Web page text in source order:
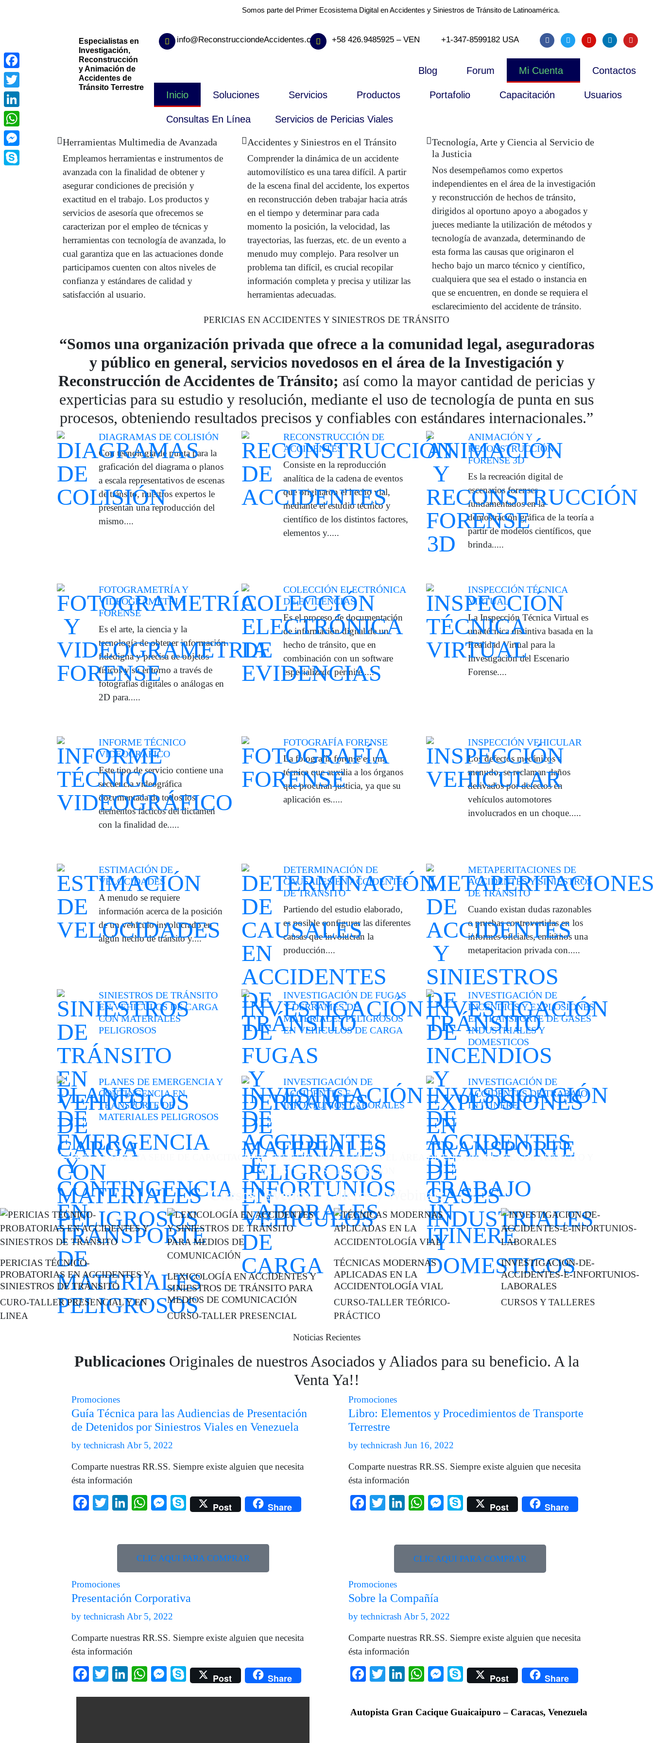
Especialistas en
Investigación,
Reconstrucción
y Animación de
Accidentes de
Tránsito Terrestre
Somos parte del Primer Ecosistema Digital en Accidentes y Siniestros de Tránsito de Latinoamérica.
info@ReconstrucciondeAccidentes.com +58 426.9485925 – VEN +1-347-8599182 USA
Blog Forum Mi Cuenta Contactos
Inicio Soluciones Servicios Productos Portafolio Capacitación Usuarios
Consultas En Línea Servicios de Pericias Viales
Herramientas Multimedia de Avanzada
Empleamos herramientas e instrumentos de
avanzada con la finalidad de obtener y
asegurar condiciones de precisión y
exactitud en el trabajo. Los productos y
servicios de asesoría que ofrecemos se
caracterizan por el empleo de técnicas y
herramientas con tecnología de avanzada, lo
cual garantiza que en las actuaciones donde
participamos cuenten con altos niveles de
confianza y estándares de calidad y
satisfacción al usuario.
Accidentes y Siniestros en el Tránsito
Comprender la dinámica de un accidente
automovilístico es una tarea difícil. A partir
de la escena final del accidente, los expertos
en reconstrucción deben trabajar hacia atrás
en el tiempo y determinar para cada
momento la posición, la velocidad, las
trayectorias, las fuerzas, etc. de un evento a
menudo muy complejo. Para resolver un
problema tan difícil, es crucial recopilar
información completa y precisa y utilizar las
herramientas adecuadas.
Tecnología, Arte y Ciencia al Servicio de
la Justicia
Nos desempeñamos como expertos
independientes en el área de la investigación
y reconstrucción de hechos de tránsito,
dirigidos al oportuno apoyo a abogados y
jueces mediante la utilización de métodos y
tecnología de avanzada, determinando de
esta forma las causas que originaron el
hecho bajo un marco técnico y científico,
cualquiera que sea el estado o instancia en
que se encuentren, en donde se requiera el
esclarecimiento del accidente de tránsito.
PERICIAS EN ACCIDENTES Y SINIESTROS DE TRÁNSITO
“Somos una organización privada que ofrece a la comunidad legal, aseguradoras
y público en general, servicios novedosos en el área de la Investigación y
Reconstrucción de Accidentes de Tránsito; así como la mayor cantidad de pericias y
experticias para su estudio y resolución, mediante el uso de tecnología de punta en sus
procesos, obteniendo resultados precisos y confiables con estándares internacionales.”
DIAGRAMAS DE COLISIÓN
Con tecnología de punta para la
graficación del diagrama o planos
a escala representativos de escenas
de tránsito, nuestros expertos le
presentan una reproducción del
mismo....
RECONSTRUCCIÓN DE
ACCIDENTES
Consiste en la reproducción
analítica de la cadena de eventos
que originaron el hecho vial,
mediante el estudio técnico y
científico de los distintos factores,
elementos y.....
ANIMACIÓN Y
RECONSTRUCCIÓN
FORENSE 3D
Es la recreación digital de
escenarios forenses
fundamentados en la
demostración gráfica de la teoría a
partir de modelos científicos, que
brinda.....
FOTOGRAMETRÍA Y
VIDEOGRAMETRIA
FORENSE
Es el arte, la ciencia y la
tecnología de obtener información
fidedigna y precisa de objetos
físicos y su entorno a través de
fotografías digitales o análogas en
2D para.....
COLECCIÓN ELECTRÓNICA
DE EVIDENCIAS
Es el proceso de documentación
de información digital de un
hecho de tránsito, que en
combinación con un software
especializado permite.....
INSPECCIÓN TÉCNICA
VIRTUAL
La Inspección Técnica Virtual es
una técnica distintiva basada en la
Realidad Virtual para la
Investigación del Escenario
Forense....
INFORME TÉCNICO
VIDEOGRÁFICO
Este tipo de servicio contiene una
secuencia videográfica
documentada de todos los
elementos fácticos del dictamen
con la finalidad de.....
FOTOGRAFÍA FORENSE
La fotografía forense es una
técnica que auxilia a los órganos
que procuran justicia, ya que su
aplicación es.....
INSPECCIÓN VEHICULAR
Los defectos mecánicos a
menudo, se reclaman daños
derivados por defectos en
vehículos automotores
involucrados en un choque.....
ESTIMACIÓN DE
VELOCIDADES
A menudo se requiere
información acerca de la posición
de un vehículo involucrado en
algún hecho de tránsito y....
DETERMINACIÓN DE
CAUSALES EN ACCIDENTES
DE TRÁNSITO
Partiendo del estudio elaborado,
es posible configurar las diferentes
causas que involucran la
producción....
METAPERITACIONES DE
ACCIDENTES Y SINIESTROS
DE TRÁNSITO
Cuando existan dudas razonables
o pruebas controvertidas en los
informes oficiales, emitimos una
metaperitacion privada con.....
SINIESTROS DE TRÁNSITO
EN VEHICULOS DE CARGA
CON MATERIALES
PELIGROSOS
INVESTIGACIÓN DE FUGAS
Y DERRAMES DE
MATERIALES PELIGROSOS
EN VEHICULOS DE CARGA
INVESTIGACIÓN DE
INCENDIOS Y EXPLOSIONES
EN TRANSPORTE DE GASES
INDUSTRIALES Y
DOMESTICOS
PLANES DE EMERGENCIA Y
CONTINGENCIA EN
TRANSPORTE DE
MATERIALES PELIGROSOS
INVESTIGACIÓN DE
ACCIDENTES E
INFORTUNIOS LABORALES
INVESTIGACIÓN DE
ACCIDENTES DE TRABAJO
IN ITINERE
LA MÁS COMPLETA SERIE DE CAPACITACIONES Y ENTRENAMIENTOS EN EL ÁREA DE LOS ACCIDENTES DE TRÁNSITO Y
SINIESTROS A SU DISPOSICIÓN
Cursos, Eventos,Talleres y Webinars
PERICIAS TÉCNICO-
PROBATORIAS EN ACCIDENTES Y
SINIESTROS DE TRÁNSITO
CURO-TALLER PRESENCIAL Y EN
LINEA
LEXICOLOGÍA EN ACCIDENTES Y
SINIESTROS DE TRÁNSITO PARA
MEDIOS DE COMUNICACIÓN
CURSO-TALLER PRESENCIAL
TÉCNICAS MODERNAS
APLICADAS EN LA
ACCIDENTOLOGÍA VIAL
CURSO-TALLER TEÓRICO-
PRÁCTICO
INVESTIGACION-DE-
ACCIDENTES-E-INFORTUNIOS-
LABORALES
CURSOS Y TALLERES
Noticias Recientes
PublicacionesOriginales de nuestros Asociados y Aliados para su beneficio. A la
Venta Ya!!
Promociones
Guía Técnica para las Audiencias de Presentación
de Detenidos por Siniestros Viales en Venezuela
by technicrash Abr 5, 2022
Comparte nuestras RR.SS. Siempre existe alguien que necesita
ésta información
Facebook
TwitterLinkedIn
WhatsApp
Messenger
Skype
Post Share
CLIC AQUI PARA COMPRAR
Promociones
Libro: Elementos y Procedimientos de Transporte
Terrestre
by technicrash Jun 16, 2022
Comparte nuestras RR.SS. Siempre existe alguien que necesita
ésta información
Facebook
TwitterLinkedIn
WhatsApp
Messenger
Skype
Post Share
CLIC AQUI PARA COMPRAR
Promociones
Presentación Corporativa
by technicrash Abr 5, 2022
Comparte nuestras RR.SS. Siempre existe alguien que necesita
ésta información
Facebook
TwitterLinkedIn
WhatsApp
Messenger
Skype
Post Share
Promociones
Sobre la Compañía
by technicrash Abr 5, 2022
Comparte nuestras RR.SS. Siempre existe alguien que necesita
ésta información
Facebook
TwitterLinkedIn
WhatsApp
Messenger
Skype
Post Share
Autopista Gran Cacique Guaicaipuro – Caracas, Venezuela
Facebook
Twitter
LinkedIn
WhatsApp
Messenger